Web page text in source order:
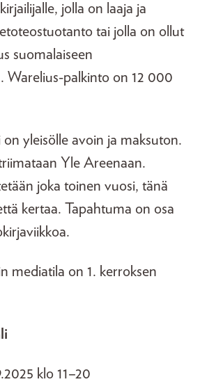
jolla on laaja ja
tai jolla on ollut
suomalaiseen
Warelius-palkinto on 12 000
yleisölle avoin ja maksuton.
Yle Areenaan.
joka toinen vuosi, tänä
kertaa. Tapahtuma on osa
mediatila on 1. kerroksen
klo 11–20